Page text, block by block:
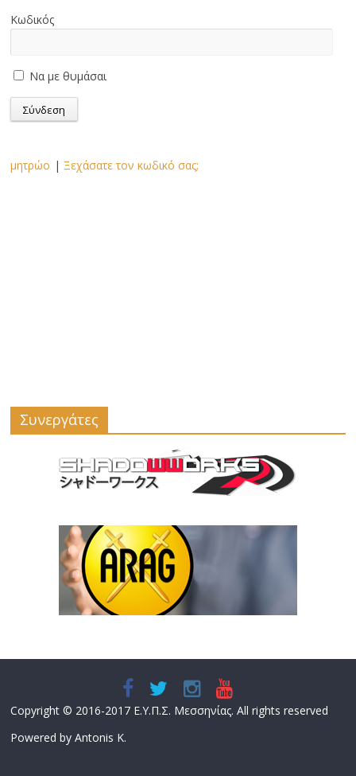
Κωδικός
Να με θυμάσαι
μητρώο | Ξεχάσατε τον κωδικό σας;
Συνεργάτες
Copyright © 2016-2017 Ε.Υ.Π.Σ. Μεσσηνίας. All rights reserved
Powered by Antonis K.